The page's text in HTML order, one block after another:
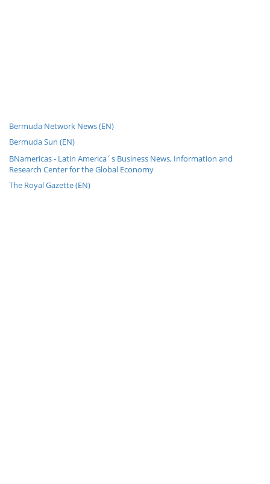
Bermuda Network News (EN)
Bermuda Sun (EN)
BNamericas - Latin America´s Business News, Information and
Research Center for the Global Economy
The Royal Gazette (EN)